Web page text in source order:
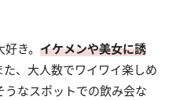
き。 イケメンや美女に誘
、大人数でワイワイ楽しめ
なスポットでの飲み会な